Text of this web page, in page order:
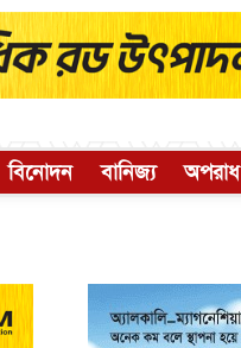
বিনোদন বানিজ্য অপরাধ